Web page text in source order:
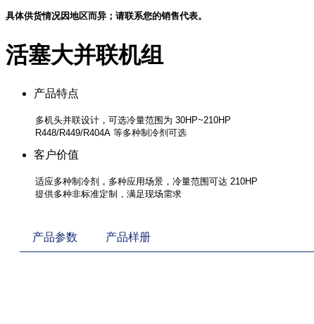
具体供货情况因地区而异；请联系您的销售代表。
活塞大并联机组
产品特点
客户价值
产品参数 产品样册